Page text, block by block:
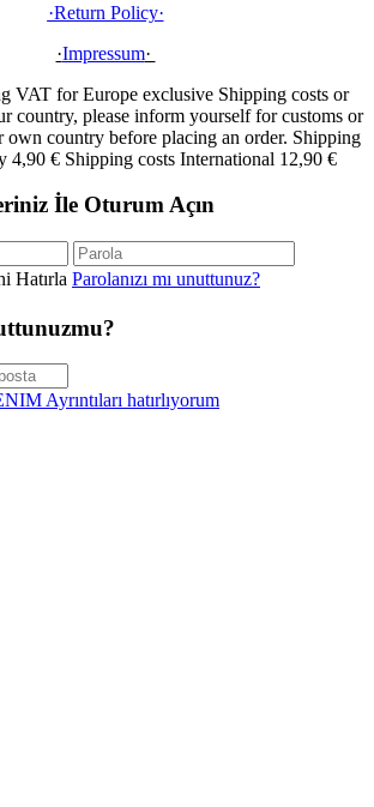
·Return Policy·
·Impressum·
VAT for Europe exclusive Shipping costs or
country, please inform yourself for customs or
own country before placing an order. Shipping
4,90 € Shipping costs International 12,90 €
İle Oturum Açın
Hatırla Parolanızı mı unuttunuz?
Ayrıntıları hatırlıyorum